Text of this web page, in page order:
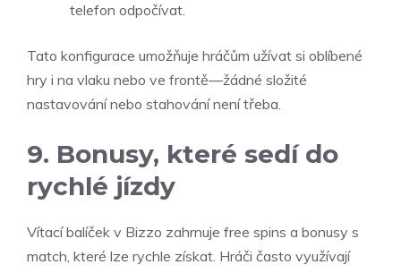
telefon odpočívat.
Tato konfigurace umožňuje hráčům užívat si oblíbené
hry i na vlaku nebo ve frontě—žádné složité
nastavování nebo stahování není třeba.
9. Bonusy, které sedí do
rychlé jízdy
Vítací balíček v Bizzo zahrnuje free spins a bonusy s
match, které lze rychle získat. Hráči často využívají